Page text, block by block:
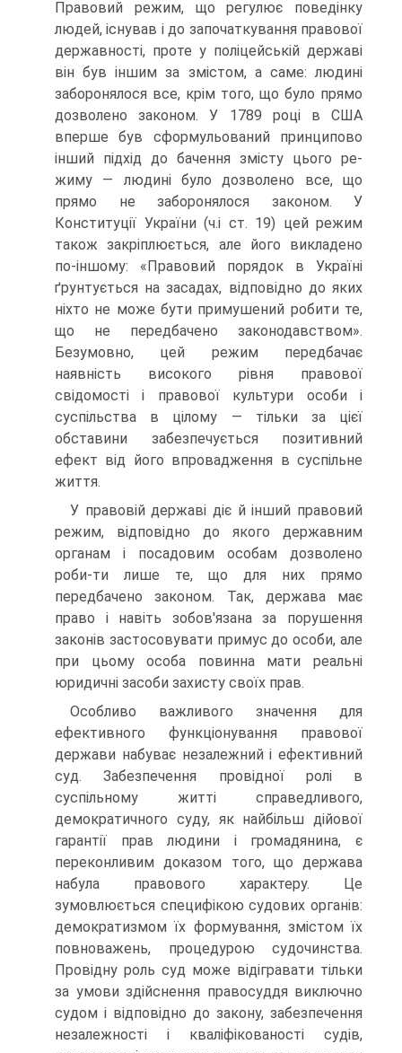
Правовий режим, що регулює поведінку
людей, існував і до започаткування правової
державності, проте у поліцейській державі
він був іншим за змістом, а саме: людині
заборонялося все, крім того, що було прямо
дозволено законом. У 1789 році в США
вперше був сформульований принципово
інший підхід до бачення змісту цього ре-
жиму — людині було дозволено все, що
прямо не заборонялося законом. У
Конституції України (ч.і ст. 19) цей режим
також закріплюється, але його викладено
по-іншому: «Правовий порядок в Україні
ґрунтується на засадах, відповідно до яких
ніхто не може бути примушений робити те,
що не передбачено законодавством».
Безумовно, цей режим передбачає
наявність високого рівня правової
свідомості і правової культури особи і
суспільства в цілому — тільки за цієї
обставини забезпечується позитивний
ефект від його впровадження в суспільне
життя.
У правовій державі діє й інший правовий
режим, відповідно до якого державним
органам і посадовим особам дозволено
роби-ти лише те, що для них прямо
передбачено законом. Так, держава має
право і навіть зобов'язана за порушення
законів застосовувати примус до особи, але
при цьому особа повинна мати реальні
юридичні засоби захисту своїх прав.
Особливо важливого значення для
ефективного функціонування правової
держави набуває незалежний і ефективний
суд. Забезпечення провідної ролі в
суспільному житті справедливого,
демократичного суду, як найбільш дійової
гарантії прав людини і громадянина, є
переконливим доказом того, що держава
набула правового характеру. Це
зумовлюється специфікою судових органів:
демократизмом їх формування, змістом їх
повноважень, процедурою судочинства.
Провідну роль суд може відігравати тільки
за умови здійснення правосуддя виключно
судом і відповідно до закону, забезпечення
незалежності і кваліфікованості судів,